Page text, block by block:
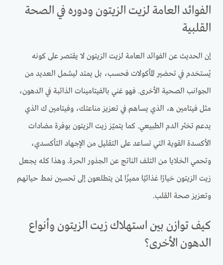
الفوائد العامة لزيت الزيتون ودوره في الصحة
القلبية
إن الحديث عن الفوائد العامة لزيت الزيتون لا يقتصر على كونه
يُستخدم في تحضير المأكولات فحسب، بل يمتد ليشمل العديد من
الجوانب الصحية الأخرى. فهو غني بالفيتامينات الذائبة في الدهون،
مثل فيتامين هـ، الذي يساهم في تعزيز مناعتك، وفيتامين ك الذي
يدعم تخثر الدم الطبيعي. كما يتميّز زيت الزيتون بوفرة مضادات
الأكسدة القوية التي تساعد على التقليل من الإجهاد التأكسدي،
وتحمي الخلايا من التلف الناتج عن الجذور الحرة. وهذا كله يجعل
زيت الزيتون خيارًا غذائيًا مميزًا لمن يتطلعون إلى تحسين نمط حياتهم
وتعزيز صحة القلب.
كيف توازن بين استهلاك زيت الزيتون وأنواع
الدهون الأخرى؟